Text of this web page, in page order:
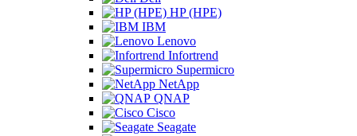
HP (HPE)
IBM
Lenovo
Infortrend
Supermicro
NetApp
QNAP
Cisco
Seagate